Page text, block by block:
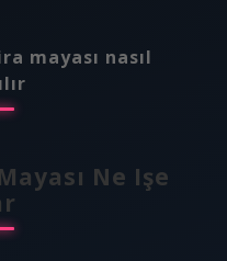
mayası nasıl
Ne Işe